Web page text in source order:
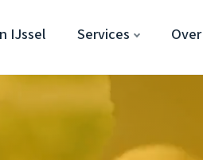
IJssel Services Over